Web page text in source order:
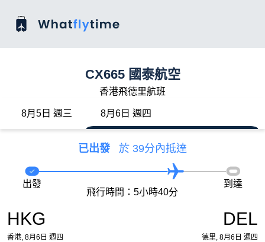
CX665 國泰航空
香港飛德里航班
8月5日 週三 8月6日 週四
已出發 於 39分內抵達
HKG
香港, 8月6日 週四
出發
飛行時間：5小時40分
到達
DEL
德里, 8月6日 週四